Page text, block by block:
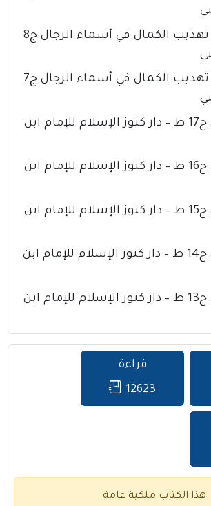
كتاب تذهيب تهذيب الكمال في أسماء الرجال ج8
كتاب تذهيب تهذيب الكمال في أسماء الرجال ج7
كتاب المغني ج17 ط – دار كنوز الإسلام للإمام ابن
كتاب المغني ج16 ط – دار كنوز الإسلام للإمام ابن
كتاب المغني ج15 ط – دار كنوز الإسلام للإمام ابن
كتاب المغني ج14 ط – دار كنوز الإسلام للإمام ابن
كتاب المغني ج13 ط – دار كنوز الإسلام للإمام ابن
قراءة
12623
هذا الكتاب ملكية عامة